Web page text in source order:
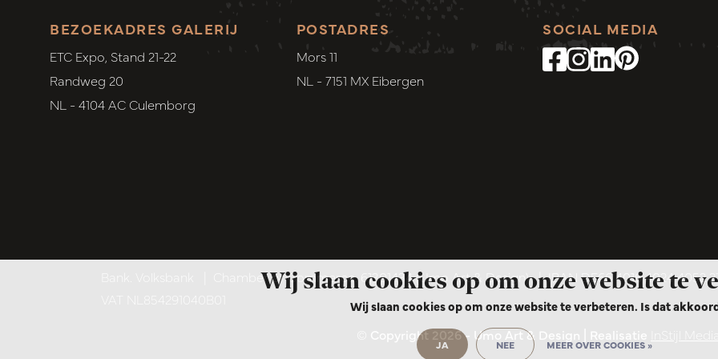
SOCIAL MEDIA
POSTADRES
Mors 11
NL - 7151 MX Eibergen
BEZOEKADRES GALERIJ
ETC Expo, Stand 21-22
Randweg 20
NL - 4104 AC Culemborg
Chamber of Commerce. 61301434 (Umo Art & Design) | IBAN DE66 4016 4024 4052
© Copyright 2026 - Umo Art & Design | Realisatie
Wij slaan cookies op om onze website te
Wij slaan cookies op om onze website te verbeteren. Is dat
JA NEE MEER OVER COOKIES »